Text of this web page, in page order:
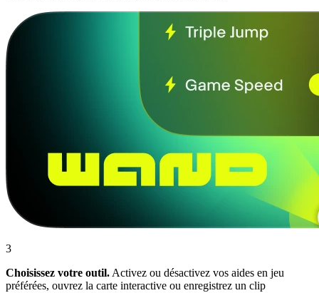
3
Choisissez votre outil. Activez ou désactivez vos aides en jeu
préférées, ouvrez la carte interactive ou enregistrez un clip